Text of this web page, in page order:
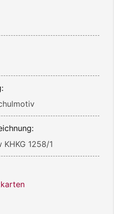
1258/1